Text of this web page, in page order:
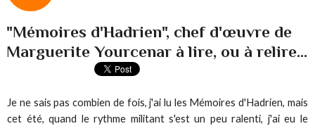
"Mémoires d'Hadrien", chef d'œuvre de
Marguerite Yourcenar à lire, ou à relire...
Je ne sais pas combien de fois, j'ai lu les Mémoires d'Hadrien, mais
cet été, quand le rythme militant s'est un peu ralenti, j'ai eu le